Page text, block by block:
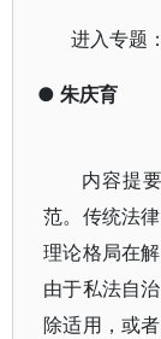
进入专题
● 朱庆育
内容提
范。传统法
理论格局在
由于私法自
除适用，或